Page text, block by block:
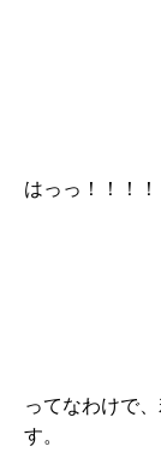
はっっ！！！！
ってなわけで
す。